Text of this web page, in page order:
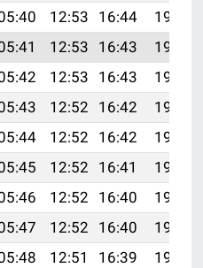
12:53 16:44
19:56
12:53 16:43
19:54
12:53 16:43
19:53
12:52 16:42
19:52
12:52 16:42
19:51
12:52 16:41
19:49
12:52 16:40
19:48
12:52 16:40
19:47
12:51 16:39
19:45